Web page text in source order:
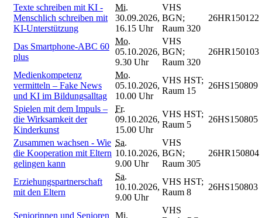
Texte schreiben mit KI -
Menschlich schreiben mit
KI-Unterstützung
Mi.
30.09.2026,
16.15 Uhr
VHS
BGN;
Raum 320
26HR150122
Das Smartphone-ABC 60
plus
Mo.
05.10.2026,
9.30 Uhr
VHS
BGN;
Raum 320
26HR150103
Medienkompetenz
vermitteln – Fake News
und KI im Bildungsalltag
Mo.
05.10.2026,
10.00 Uhr
VHS HST;
Raum 15
26HS150809
Spielen mit dem Impuls –
die Wirksamkeit der
Kinderkunst
Fr.
09.10.2026,
15.00 Uhr
VHS HST;
Raum 5
26HS150805
Zusammen wachsen - Wie
die Kooperation mit Eltern
gelingen kann
Sa.
10.10.2026,
9.00 Uhr
VHS
BGN;
Raum 305
26HR150804
Erziehungspartnerschaft
mit den Eltern
Sa.
10.10.2026,
9.00 Uhr
VHS HST;
Raum 8
26HS150803
Seniorinnen und Senioren Mi.
VHS